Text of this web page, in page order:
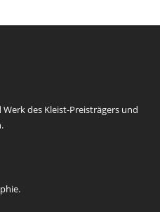
des Kleist-Preisträgers und